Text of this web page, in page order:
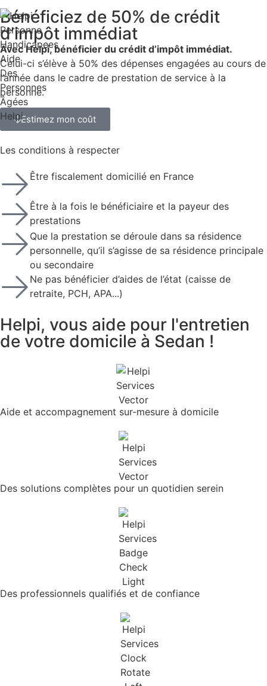
Bénéficiez de 50% de crédit
d’impôt immédiat
Avec Helpi, bénéficier du crédit d’impôt immédiat.
Celui-ci s’élève à 50% des dépenses engagées au cours de
l’année dans le cadre de prestation de service à la
personne.
Estimez mon coût
Les conditions à respecter
Être fiscalement domicilié en France
Être à la fois le bénéficiaire et la payeur des
prestations
Que la prestation se déroule dans sa résidence
personnelle, qu’il s’agisse de sa résidence principale
ou secondaire
Ne pas bénéficier d’aides de l’état (caisse de
retraite, PCH, APA...)
Helpi, vous aide pour l'entretien
de votre domicile à Sedan !
Aide et accompagnement sur-mesure à domicile
Des solutions complètes pour un quotidien serein
Des professionnels qualifiés et de confiance